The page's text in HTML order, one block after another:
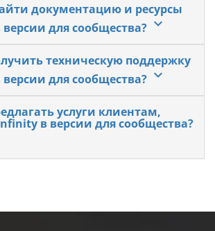
документацию и ресурсы
для сообщества? keyboard_arrow_down
техническую поддержку
для сообщества? keyboard_arrow_down
услуги клиентам,
в версии для сообщества?